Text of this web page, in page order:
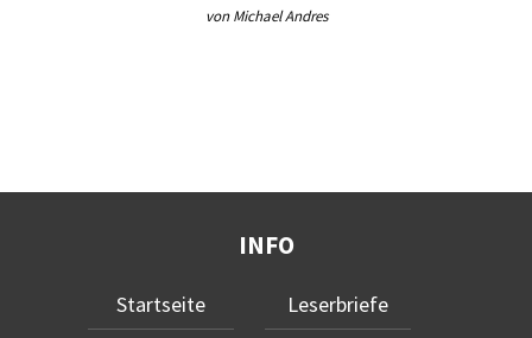
von Michael Andres
INFO
Startseite
Leserbriefe